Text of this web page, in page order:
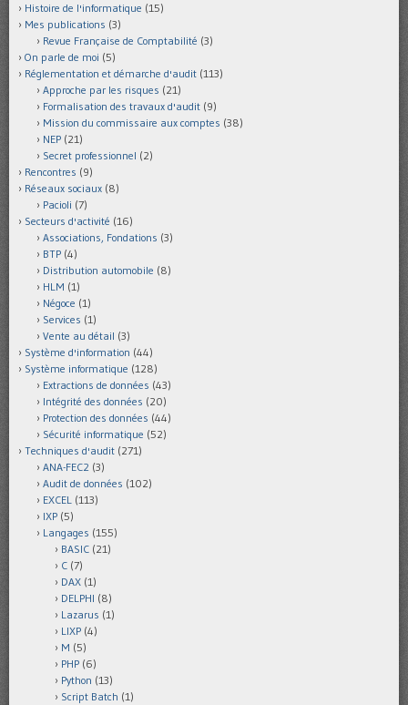
Histoire de l'informatique (15)
Mes publications (3)
Revue Française de Comptabilité (3)
On parle de moi (5)
Réglementation et démarche d'audit (113)
Approche par les risques (21)
Formalisation des travaux d'audit (9)
Mission du commissaire aux comptes (38)
NEP (21)
Secret professionnel (2)
Rencontres (9)
Réseaux sociaux (8)
Pacioli (7)
Secteurs d'activité (16)
Associations, Fondations (3)
BTP (4)
Distribution automobile (8)
HLM (1)
Négoce (1)
Services (1)
Vente au détail (3)
Système d'information (44)
Système informatique (128)
Extractions de données (43)
Intégrité des données (20)
Protection des données (44)
Sécurité informatique (52)
Techniques d'audit (271)
ANA-FEC2 (3)
Audit de données (102)
EXCEL (113)
IXP (5)
Langages (155)
BASIC (21)
C (7)
DAX (1)
DELPHI (8)
Lazarus (1)
LIXP (4)
M (5)
PHP (6)
Python (13)
Script Batch (1)